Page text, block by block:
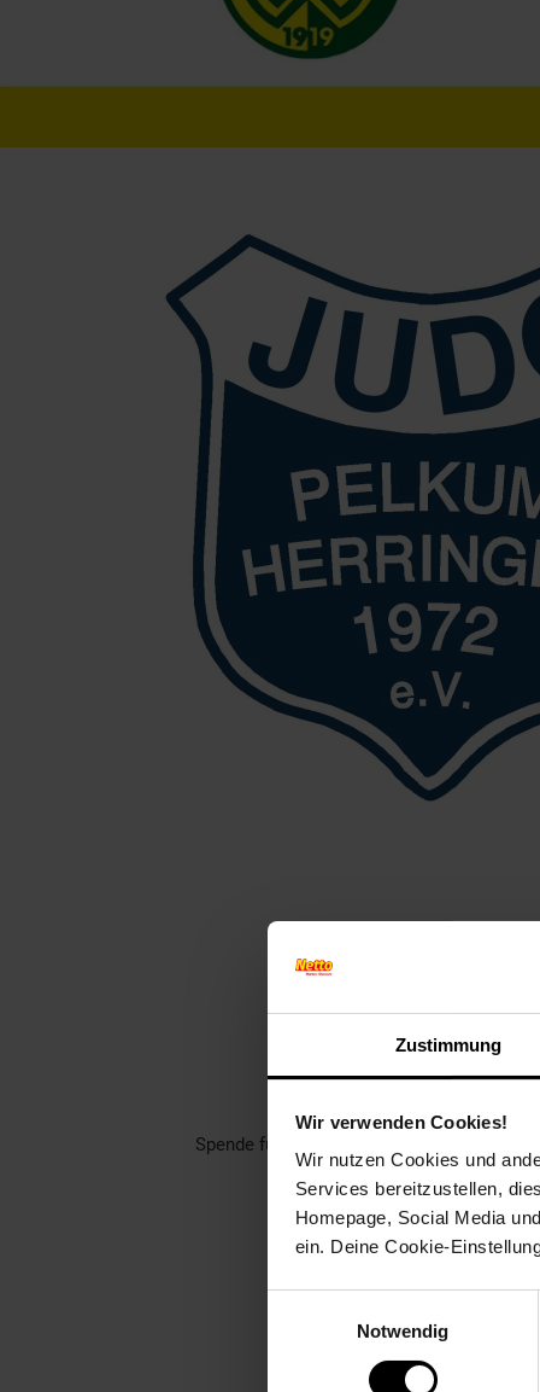
Zustimmung
Wir verwenden Cookies!
Wir nutzen Cookies und
Services bereitzustellen,
Homepage, Social Media
ein. Deine Cookie-
Notwendig
Finde
Rund 1400 gemeinnützige
Spende für einen Verein in deiner Region,